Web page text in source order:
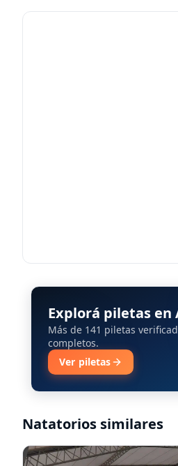
Explorá piletas
Más de 141 piletas
completos.
Ver piletas
Natatorios similares